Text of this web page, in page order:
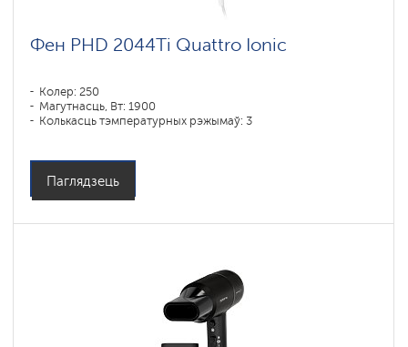
Фен PHD 2044Ti Quattro Ionic
Колер: 250
Магутнасць, Вт: 1900
Колькасць тэмпературных рэжымаў: 3
Паглядзець